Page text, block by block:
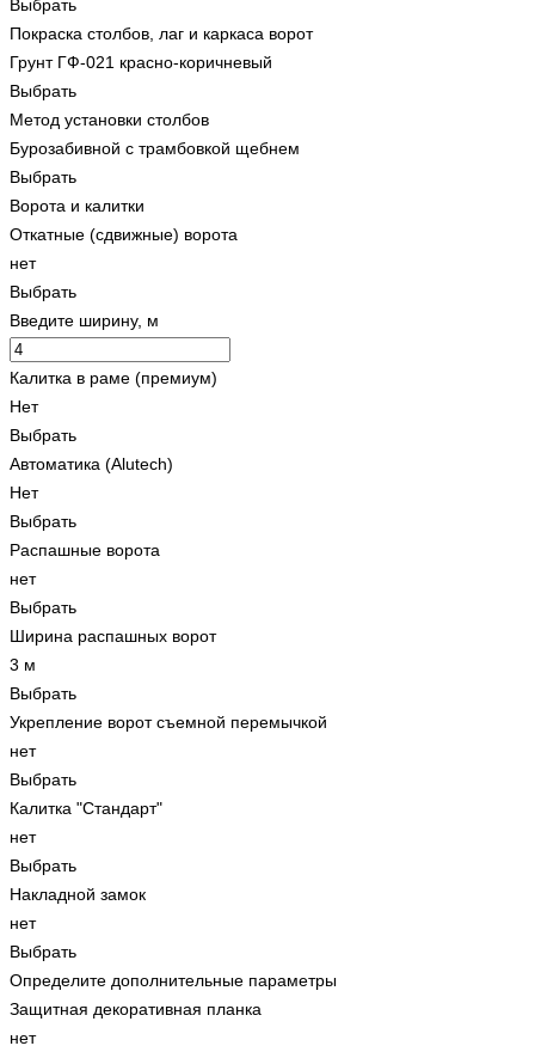
Выбрать
Покраска столбов, лаг и каркаса ворот
Грунт ГФ-021 красно-коричневый
Выбрать
Метод установки столбов
Бурозабивной с трамбовкой щебнем
Выбрать
Ворота и калитки
Откатные (сдвижные) ворота
нет
Выбрать
Введите ширину, м
Калитка в раме (премиум)
Нет
Выбрать
Автоматика (Alutech)
Нет
Выбрать
Распашные ворота
нет
Выбрать
Ширина распашных ворот
3 м
Выбрать
Укрепление ворот съемной перемычкой
нет
Выбрать
Калитка "Стандарт"
нет
Выбрать
Накладной замок
нет
Выбрать
Определите дополнительные параметры
Защитная декоративная планка
нет